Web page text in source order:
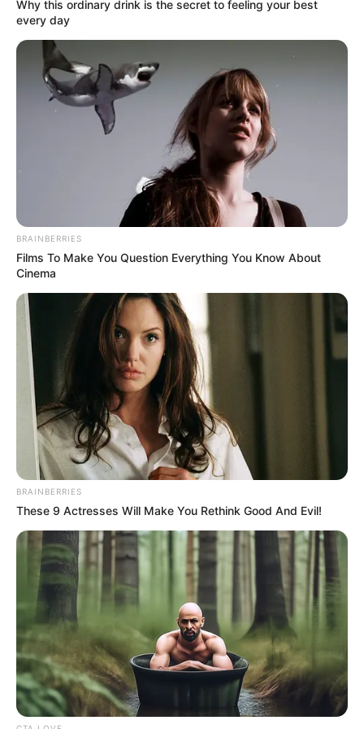
(2023), dan Dito Darmawan pernah tampil dalam
Jenny(2022).
arrow_forward_ios Baca selengkapnya
Sementara itu, Allan Dastan adalah aktor yang sukses
membintangiGalaksi (2023) dan Cindy Nirmala semakin dikenal
berkat penampilannya dalamMantra Surugana
Daftar isi
Why this ordinary drink is the secret to feeling your best
every day
BRAINBERRIES
Films To Make You Question Everything You Know About
Cinema
BRAINBERRIES
These 9 Actresses Will Make You Rethink Good And Evil!